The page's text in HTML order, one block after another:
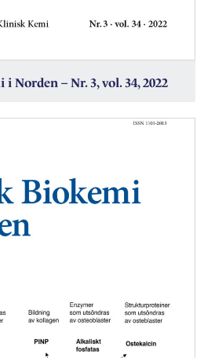
Norden – Nr. 3, vol. 34, 2022